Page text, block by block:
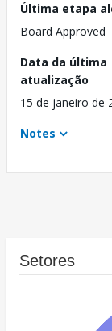
Última etapa
Board Approved
Data da última
atualização
15 de janeiro de
Notes
Setores